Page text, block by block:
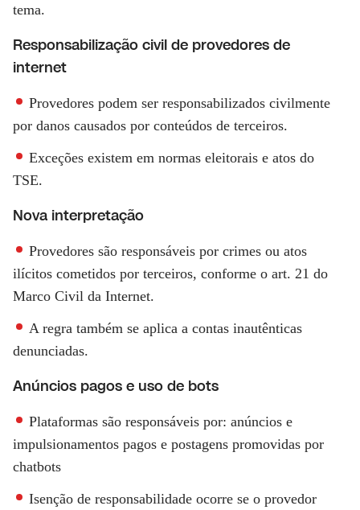
tema.
Responsabilização civil de provedores de
internet
Provedores podem ser responsabilizados civilmente
por danos causados por conteúdos de terceiros.
Exceções existem em normas eleitorais e atos do
TSE.
Nova interpretação
Provedores são responsáveis por crimes ou atos
ilícitos cometidos por terceiros, conforme o art. 21 do
Marco Civil da Internet.
A regra também se aplica a contas inautênticas
denunciadas.
Anúncios pagos e uso de bots
Plataformas são responsáveis por: anúncios e
impulsionamentos pagos e postagens promovidas por
chatbots
Isenção de responsabilidade ocorre se o provedor